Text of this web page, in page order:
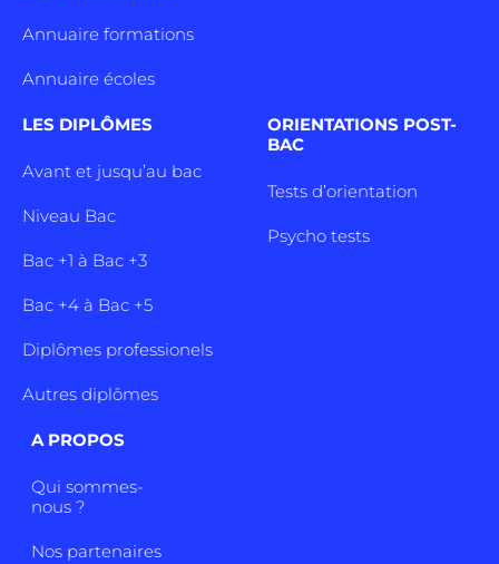
Annuaire formations
Annuaire écoles
LES DIPLÔMES
Avant et jusqu’au bac
Niveau Bac
Bac +1 à Bac +3
Bac +4 à Bac +5
Diplômes professionels
Autres diplômes
ORIENTATIONS POST-
BAC
Tests d’orientation
Psycho tests
A PROPOS
Qui sommes-
nous ?
Nos partenaires